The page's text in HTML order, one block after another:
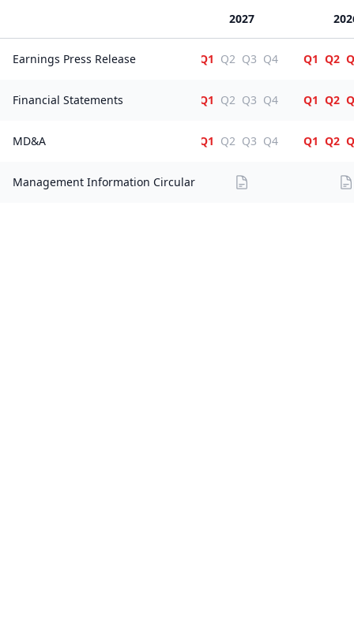
Earnings Press Release
Financial Statements
MD&A
Management Information Circular
2027
Q1 Q2 Q3 Q4 Q1 Q2
Q1 Q2 Q3 Q4 Q1 Q2
Q1 Q2 Q3 Q4 Q1 Q2